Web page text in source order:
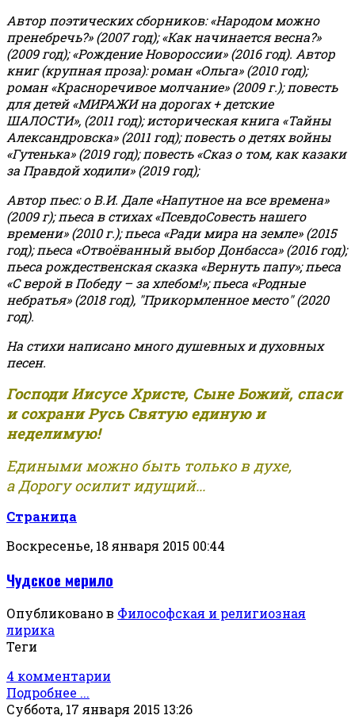
Автор поэтических сборников: «Народом можно
пренебречь?» (2007 год); «Как начинается весна?»
(2009 год); «Рождение Новороссии» (2016 год). Автор
книг (крупная проза): роман «Ольга» (2010 год);
роман «Красноречивое молчание» (2009 г.); повесть
для детей «МИРАЖИ на дорогах + детские
ШАЛОСТИ», (2011 год); историческая книга «Тайны
Александровска» (2011 год); повесть о детях войны
«Гутенька» (2019 год); повесть «Сказ о том, как казаки
за Правдой ходили» (2019 год);
Автор пьес: о В.И. Дале «Напутное на все времена»
(2009 г); пьеса в стихах «ПсевдоСовесть нашего
времени» (2010 г.); пьеса «Ради мира на земле» (2015
год); пьеса «Отвоёванный выбор Донбасса» (2016 год);
пьеса рождественская сказка «Вернуть папу»; пьеса
«С верой в Победу – за хлебом!»;пьеса «Родные
небратья» (2018 год), "Прикормленное место" (2020
год).
На стихи написано много душевных и духовных
песен.
Господи Иисусе Христе, Сыне Божий, спаси
и сохрани Русь Святую единую и
неделимую!
Едиными можно быть только в духе,
а Дорогу осилит идущий...
Страница
Воскресенье, 18 января 2015 00:44
Чудское мерило
Опубликовано в Философская и религиозная
лирика
Теги
4 комментарии
Подробнее ...
Суббота, 17 января 2015 13:26